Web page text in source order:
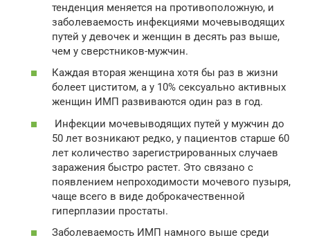
тенденция меняется на противоположную, и
заболеваемость инфекциями мочевыводящих
путей у девочек и женщин в десять раз выше,
чем у сверстников-мужчин.
Каждая вторая женщина хотя бы раз в жизни
болеет циститом, а у 10% сексуально активных
женщин ИМП развиваются один раз в год.
Инфекции мочевыводящих путей у мужчин до
50 лет возникают редко, у пациентов старше 60
лет количество зарегистрированных случаев
заражения быстро растет. Это связано с
появлением непроходимости мочевого пузыря,
чаще всего в виде доброкачественной
гиперплазии простаты.
Заболеваемость ИМП намного выше среди